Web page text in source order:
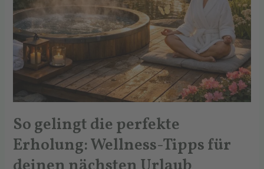
So gelingt die perfekte
Erholung: Wellness-Tipps für
Urlaub